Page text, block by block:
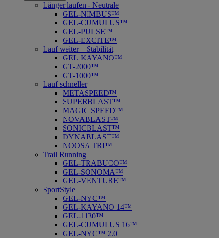
Länger laufen - Neutrale
GEL-NIMBUS™
GEL-CUMULUS™
GEL-PULSE™
GEL-EXCITE™
Lauf weiter – Stabilität
GEL-KAYANO™
GT-2000™
GT-1000™
Lauf schneller
METASPEED™
SUPERBLAST™
MAGIC SPEED™
NOVABLAST™
SONICBLAST™
DYNABLAST™
NOOSA TRI™
Trail Running
GEL-TRABUCO™
GEL-SONOMA™
GEL-VENTURE™
SportStyle
GEL-NYC™
GEL-KAYANO 14™
GEL-1130™
GEL-CUMULUS 16™
GEL-NYC™ 2.0